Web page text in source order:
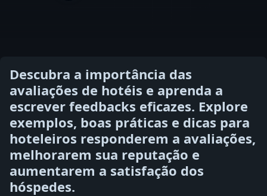
Descubra a importância das
avaliações de hotéis e aprenda a
escrever feedbacks eficazes. Explore
exemplos, boas práticas e dicas para
hoteleiros responderem a avaliações,
melhorarem sua reputação e
aumentarem a satisfação dos
hóspedes.